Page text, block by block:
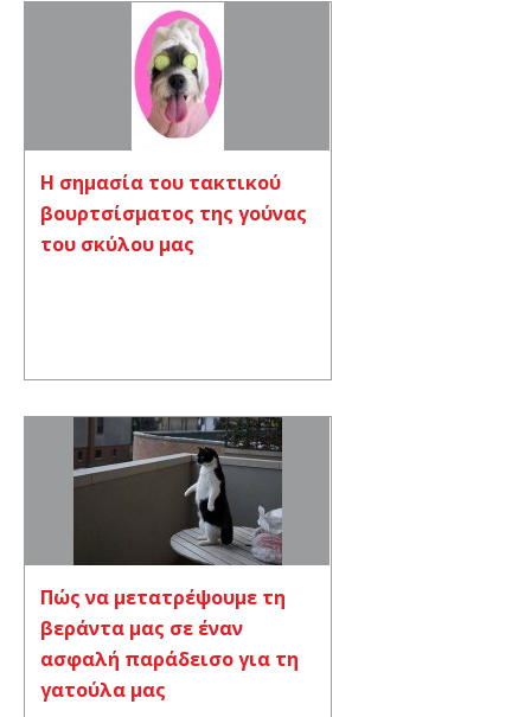
Η σημασία του τακτικού
βουρτσίσματος της γούνας
του σκύλου μας
Πώς να μετατρέψουμε τη
βεράντα μας σε έναν
ασφαλή παράδεισο για τη
γατούλα μας